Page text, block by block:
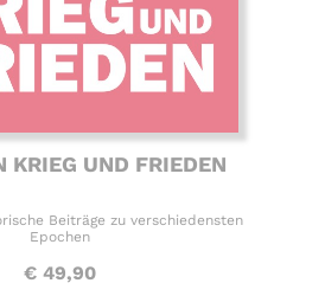
KRIEG UND FRIEDEN
Beiträge zu verschiedensten
Epochen
€ 49,90